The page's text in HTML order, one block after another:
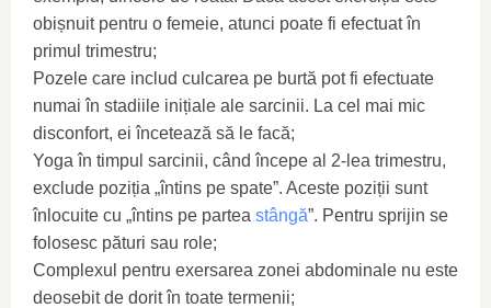
obișnuit pentru o femeie, atunci poate fi efectuat în
primul trimestru;
Pozele care includ culcarea pe burtă pot fi efectuate
numai în stadiile inițiale ale sarcinii. La cel mai mic
disconfort, ei încetează să le facă;
Yoga în timpul sarcinii, când începe al 2-lea trimestru,
exclude poziția „întins pe spate”. Aceste poziții sunt
înlocuite cu „întins pe partea stângă”. Pentru sprijin se
folosesc pături sau role;
Complexul pentru exersarea zonei abdominale nu este
deosebit de dorit în toate termenii;